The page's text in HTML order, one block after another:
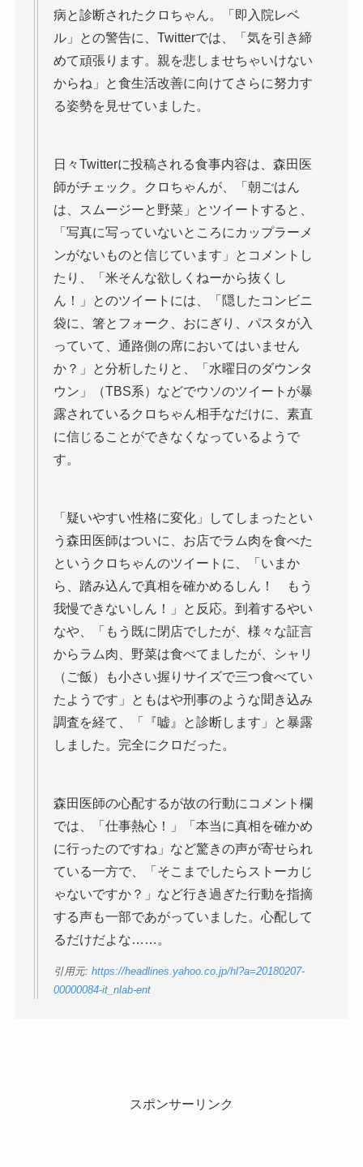
病と診断されたクロちゃん。「即入院レベ
ル」との警告に、Twitterでは、「気を引き締
めて頑張ります。親を悲しませちゃいけない
からね」と食生活改善に向けてさらに努力す
る姿勢を見せていました。
日々Twitterに投稿される食事内容は、森田医
師がチェック。クロちゃんが、「朝ごはん
は、スムージーと野菜」とツイートすると、
「写真に写っていないところにカップラーメ
ンがないものと信じています」とコメントし
たり、「米そんな欲しくねーから抜くし
ん！」とのツイートには、「隠したコンビニ
袋に、箸とフォーク、おにぎり、パスタが入
っていて、通路側の席においてはいません
か？」と分析したりと、「水曜日のダウンタ
ウン」（TBS系）などでウソのツイートが暴
露されているクロちゃん相手なだけに、素直
に信じることができなくなっているようで
す。
「疑いやすい性格に変化」してしまったとい
う森田医師はついに、お店でラム肉を食べた
というクロちゃんのツイートに、「いまか
ら、踏み込んで真相を確かめるしん！ もう
我慢できないしん！」と反応。到着するやい
なや、「もう既に閉店でしたが、様々な証言
からラム肉、野菜は食べてましたが、シャリ
（ご飯）も小さい握りサイズで三つ食べてい
たようです」ともはや刑事のような聞き込み
調査を経て、「『嘘』と診断します」と暴露
しました。完全にクロだった。
森田医師の心配するが故の行動にコメント欄
では、「仕事熱心！」「本当に真相を確かめ
に行ったのですね」など驚きの声が寄せられ
ている一方で、「そこまでしたらストーカじ
ゃないですか？」など行き過ぎた行動を指摘
する声も一部であがっていました。心配して
るだけだよな……。
引用元: https://headlines.yahoo.co.jp/hl?a=20180207-
00000084-it_nlab-ent
スポンサーリンク